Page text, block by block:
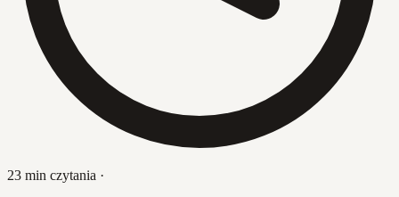
23 min czytania ·